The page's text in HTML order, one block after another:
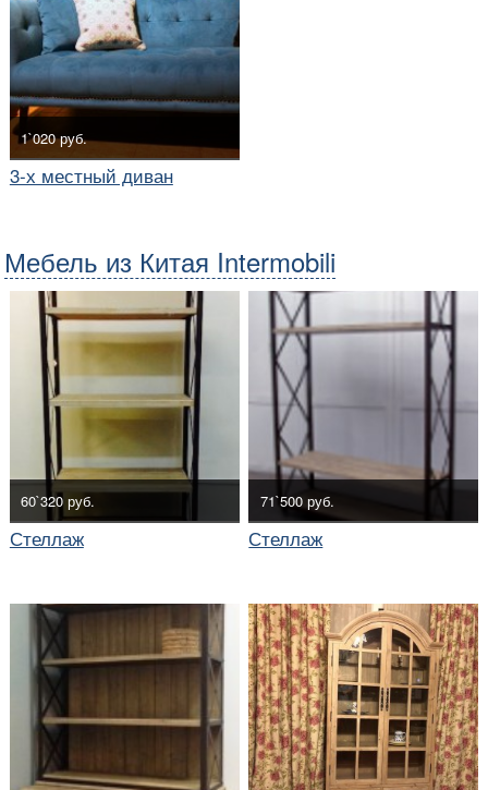
1`020 руб.
3-х местный диван
Мебель из Китая Intermobili
60`320 руб.
Стеллаж
71`500 руб.
Стеллаж